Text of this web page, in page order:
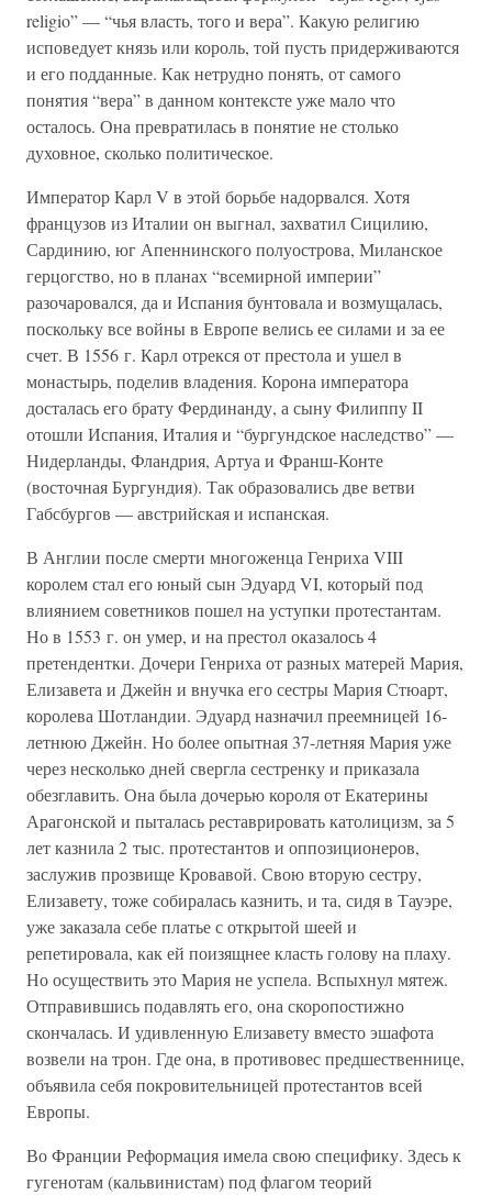
religio” — “чья власть, того и вера”. Какую религию
исповедует князь или король, той пусть придерживаются
и его подданные. Как нетрудно понять, от самого
понятия “вера” в данном контексте уже мало что
осталось. Она превратилась в понятие не столько
духовное, сколько политическое.
Император Карл V в этой борьбе надорвался. Хотя
французов из Италии он выгнал, захватил Сицилию,
Сардинию, юг Апеннинского полуострова, Миланское
герцогство, но в планах “всемирной империи”
разочаровался, да и Испания бунтовала и возмущалась,
поскольку все войны в Европе велись ее силами и за ее
счет. В 1556 г. Карл отрекся от престола и ушел в
монастырь, поделив владения. Корона императора
досталась его брату Фердинанду, а сыну Филиппу II
отошли Испания, Италия и “бургундское наследство” —
Нидерланды, Фландрия, Артуа и Франш-Конте
(восточная Бургундия). Так образовались две ветви
Габсбургов — австрийская и испанская.
В Англии после смерти многоженца Генриха VIII
королем стал его юный сын Эдуард VI, который под
влиянием советников пошел на уступки протестантам.
Но в 1553 г. он умер, и на престол оказалось 4
претендентки. Дочери Генриха от разных матерей Мария,
Елизавета и Джейн и внучка его сестры Мария Стюарт,
королева Шотландии. Эдуард назначил преемницей 16-
летнюю Джейн. Но более опытная 37-летняя Мария уже
через несколько дней свергла сестренку и приказала
обезглавить. Она была дочерью короля от Екатерины
Арагонской и пыталась реставрировать католицизм, за 5
лет казнила 2 тыс. протестантов и оппозиционеров,
заслужив прозвище Кровавой. Свою вторую сестру,
Елизавету, тоже собиралась казнить, и та, сидя в Тауэре,
уже заказала себе платье с открытой шеей и
репетировала, как ей поизящнее класть голову на плаху.
Но осуществить это Мария не успела. Вспыхнул мятеж.
Отправившись подавлять его, она скоропостижно
скончалась. И удивленную Елизавету вместо эшафота
возвели на трон. Где она, в противовес предшественнице,
объявила себя покровительницей протестантов всей
Европы.
Во Франции Реформация имела свою специфику. Здесь к
гугенотам (кальвинистам) под флагом теорий